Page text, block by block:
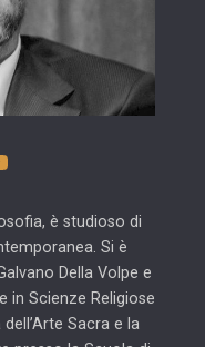
è studioso di
Si è
Della Volpe e
in Scienze Religiose
Sacra e la